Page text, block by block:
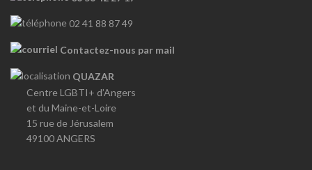
02 41 88 87 49
Contactez-nous par mail
QUAZAR
Centre LGBTI+ d’Angers
et du Maine-et-Loire
15 rue de Jérusalem
49100 ANGERS